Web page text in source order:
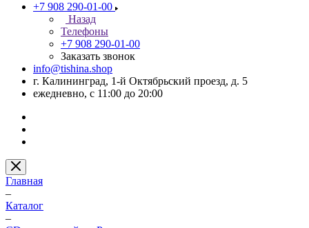
+7 908 290-01-00
Назад
Телефоны
+7 908 290-01-00
Заказать звонок
info@tishina.shop
г. Калининград, 1-й Октябрьский проезд, д. 5
ежедневно, с 11:00 до 20:00
Главная
–
Каталог
–